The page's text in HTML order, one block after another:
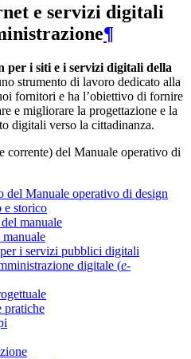
e servizi digitali
¶
per i siti e i servizi digitali della
strumento di lavoro dedicato alla
fornitori e ha l’obiettivo di fornire
e migliorare la progettazione e la
digitali verso la cittadinanza.
corrente) del Manuale operativo di
del Manuale operativo di design
e storico
manuale
i servizi pubblici digitali
digitale (e-
pratiche